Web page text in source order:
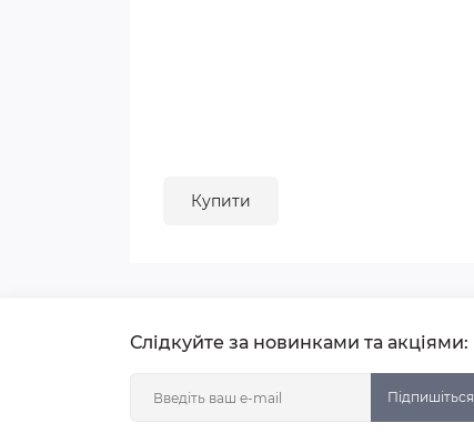
Купити
Слідкуйте за новинками та акціями:
Підпишіться